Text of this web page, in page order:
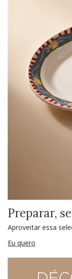
Preparar,
Aproveitar essa
Eu quero